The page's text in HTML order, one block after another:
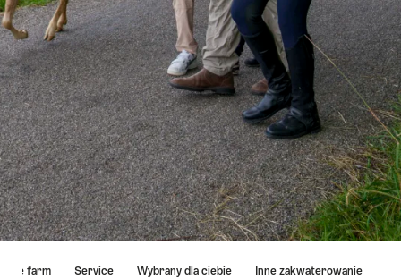
the farm Service Wybrany dla ciebie Inne zakwaterowanie